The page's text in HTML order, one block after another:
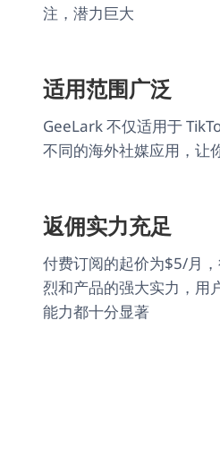
注，潜力巨大
适用范围广泛
GeeLark 不仅适用于
不同的海外社媒应用，让
返佣实力充足
付费订阅的起价为$5/月
烈和产品的强大实力，用
能力都十分显著